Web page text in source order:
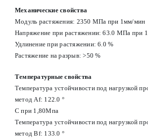
Механические свойства
Модуль растяжения: 2350 МПа при 1мм/мин
Напряжение при растяжении: 63.0 МПа при
Удлинение при растяжении: 6.0 %
Растяжение на разрыв: >50 %
Температурные свойства
Температура устойчивости под нагрузкой
метод Af: 122.0 °
С при 1,80Мпа
Температура устойчивости под нагрузкой
метод Вf: 133.0 °